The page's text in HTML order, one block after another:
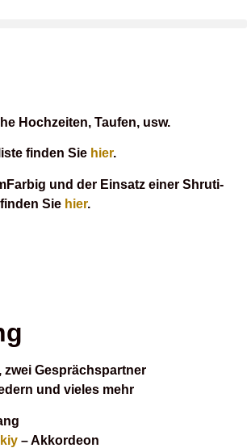
Hochzeiten, Taufen, usw.
finden Sie hier.
und der Einsatz einer Shruti-
Sie hier.
zwei Gesprächspartner
und vieles mehr
– Akkordeon